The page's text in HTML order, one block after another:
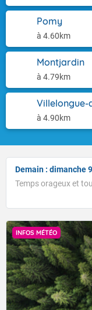
Pomy
à 4.60km
Montjardin
à 4.79km
Villelongue-
à 4.90km
Demain : dimanche 9
Temps orageux et
INFOS MÉTÉO